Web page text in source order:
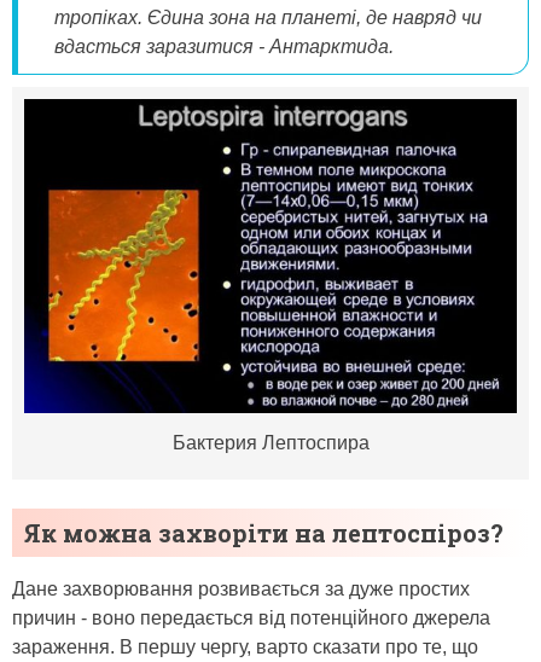
тропіках. Єдина зона на планеті, де навряд чи
вдасться заразитися - Антарктида.
Бактерия Лептоспира
Як можна захворіти на лептоспіроз?
Дане захворювання розвивається за дуже простих
причин - воно передається від потенційного джерела
зараження. В першу чергу, варто сказати про те, що